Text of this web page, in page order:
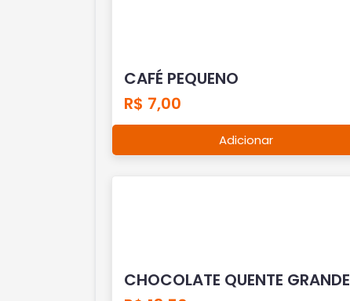
CAFÉ PEQUENO
R$ 7,00
Adicionar
CHOCOLATE QUENTE GRANDE